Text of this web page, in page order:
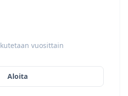
vuosittain
Aloita